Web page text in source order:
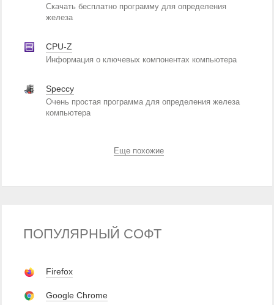
Скачать бесплатно программу для определения
железа
CPU-Z
Информация о ключевых компонентах компьютера
Speccy
Очень простая программа для определения железа
компьютера
Еще похожие
ПОПУЛЯРНЫЙ СОФТ
Firefox
Google Chrome